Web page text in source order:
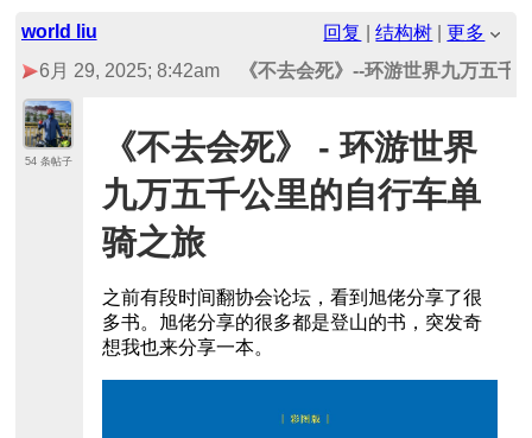
world liu 回复 |结构树 |更多
6月 29, 2025; 8:42am
《不去会死》--环游世界九万五千
54 条帖子
《不去会死》 - 环游世界
九万五千公里的自行车单
骑之旅
之前有段时间翻协会论坛，看到旭佬分享了很
多书。旭佬分享的很多都是登山的书，突发奇
想我也来分享一本。